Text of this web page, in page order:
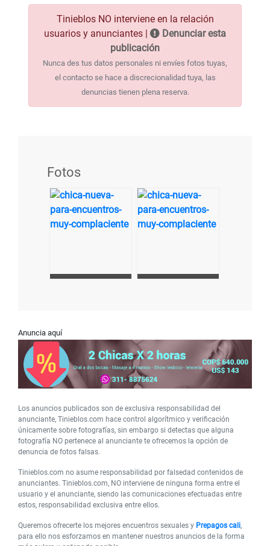
Tinieblos NO interviene en la relación
usuarios y anunciantes |
Denunciar esta
publicación
Nunca des tus datos personales ni envíes fotos tuyas,
el contacto se hace a discrecionalidad tuya, las
denuncias tienen plena reserva.
Fotos
Anuncia aquí
Los anuncios publicados son de exclusiva responsabilidad del
anunciante, Tinieblos.com hace control algorítmico y verificación
únicamente sobre fotografías, sin embargo si detectas que alguna
fotografía NO pertenece al anunciante te ofrecemos la opción de
denuncia de fotos falsas.
Tinieblos.com no asume responsabilidad por falsedad contenidos de
anunciantes. Tinieblos.com, NO interviene de ninguna forma entre el
usuario y el anunciante, siendo las comunicaciones efectuadas entre
estos, responsabilidad exclusiva entre ellos.
Queremos ofrecerte los mejores encuentros sexuales y Prepagos cali,
para ello nos esforzamos en mantener nuestros anuncios de la forma